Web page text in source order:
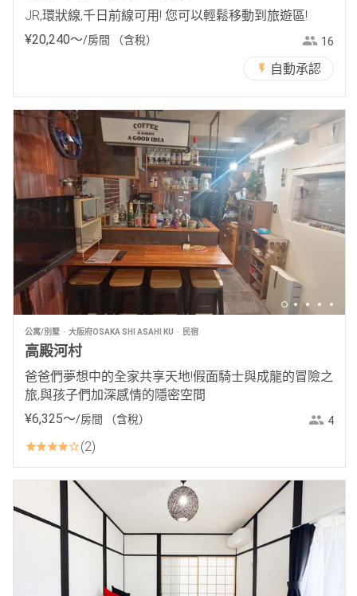
JR,環狀線,千日前線可用! 您可以輕鬆移動到旅遊區!
¥20,240〜/房間 （含稅） 16
自動承認
公寓/別墅 大阪府OSAKA SHI ASAHI KU 民宿
高殿河村
爸爸們夢想中的全家共享天地!假面騎士與成龍的冒險之
旅,與孩子們加深感情的隱密空間
¥6,325〜/房間 （含稅） 4
2